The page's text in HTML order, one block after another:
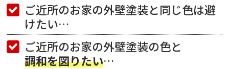
ご近所のお家の外壁塗装と同じ色は避
けたい…
ご近所のお家の外壁塗装の色と
調和を図りたい…